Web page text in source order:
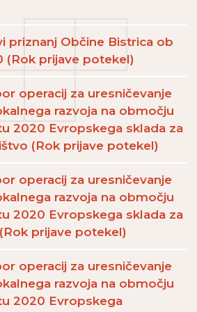
priznanj Občine Bistrica ob
(Rok prijave potekel)
operacij za uresničevanje
razvoja na območju
2020 Evropskega sklada za
(Rok prijave potekel)
operacij za uresničevanje
razvoja na območju
2020 Evropskega sklada za
prijave potekel)
operacij za uresničevanje
razvoja na območju
2020 Evropskega